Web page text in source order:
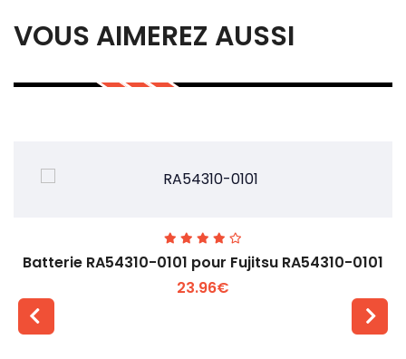
VOUS AIMEREZ AUSSI
Batterie RA54310-0101 pour Fujitsu RA54310-0101
23.96€